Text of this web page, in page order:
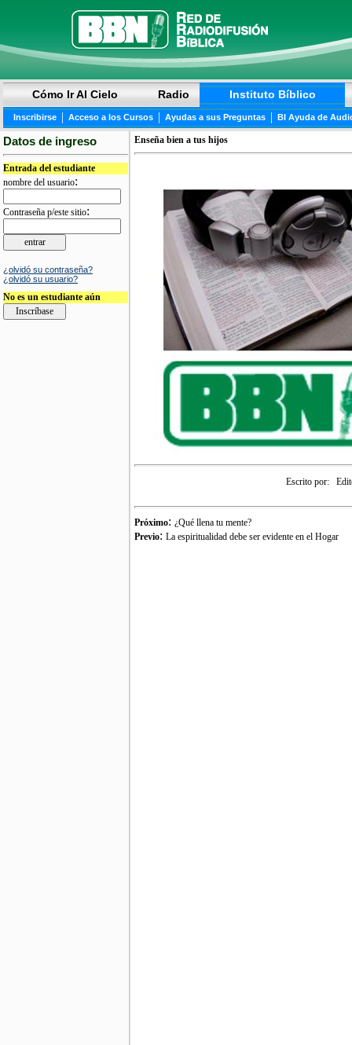
Cómo Ir Al Cielo Radio Instituto Bíblico
Inscribirse | Acceso a los Cursos | Ayudas a sus Preguntas | BI Ayuda de
Datos de ingreso
Entrada del estudiante
nombre del usuario:
Contraseña p/este sitio:
¿olvidó su contraseña?
¿olvidó su usuario?
No es un estudiante aún
Enseña bien a tus hijos
Escrito por:
Próximo: ¿Qué llena tu mente?
Previo: La espiritualidad debe ser evidente en el Hogar